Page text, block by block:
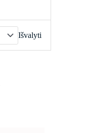
Išvalyti